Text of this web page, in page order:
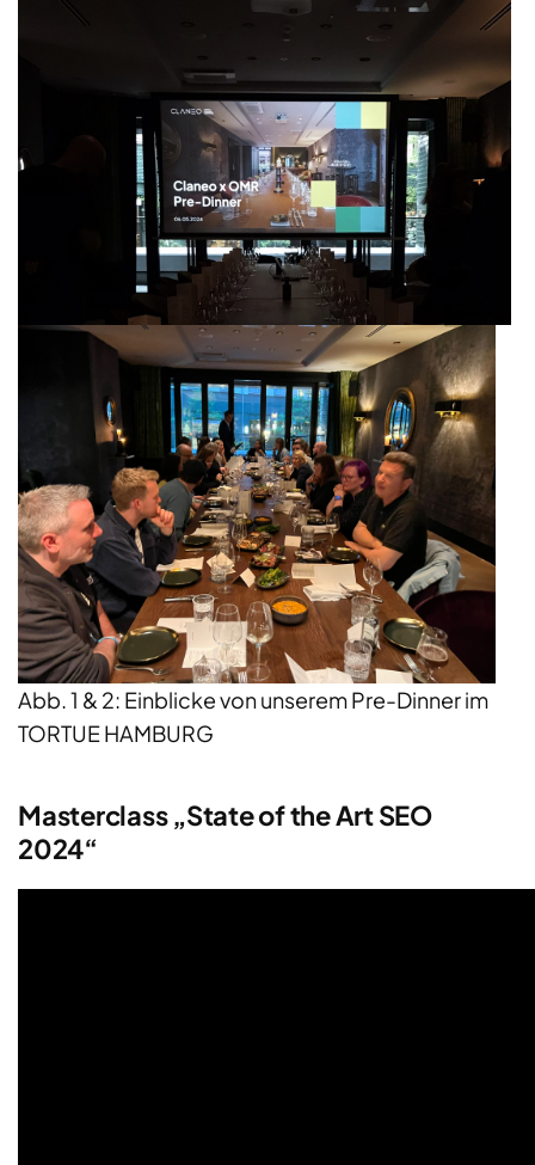
Abb. 1 & 2: Einblicke von unserem Pre-Dinner im
TORTUE HAMBURG
Masterclass „State of the Art SEO
2024“